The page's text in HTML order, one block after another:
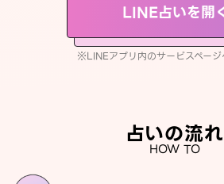
LINE占いを開
※LINEアプリ内のサービスページ
占いの流れ
HOW TO